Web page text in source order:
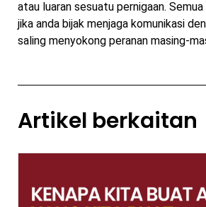
atau luaran sesuatu pernigaan.
jika anda bijak menjaga komunikasi
saling menyokong peranan masing-
Artikel berkaitan